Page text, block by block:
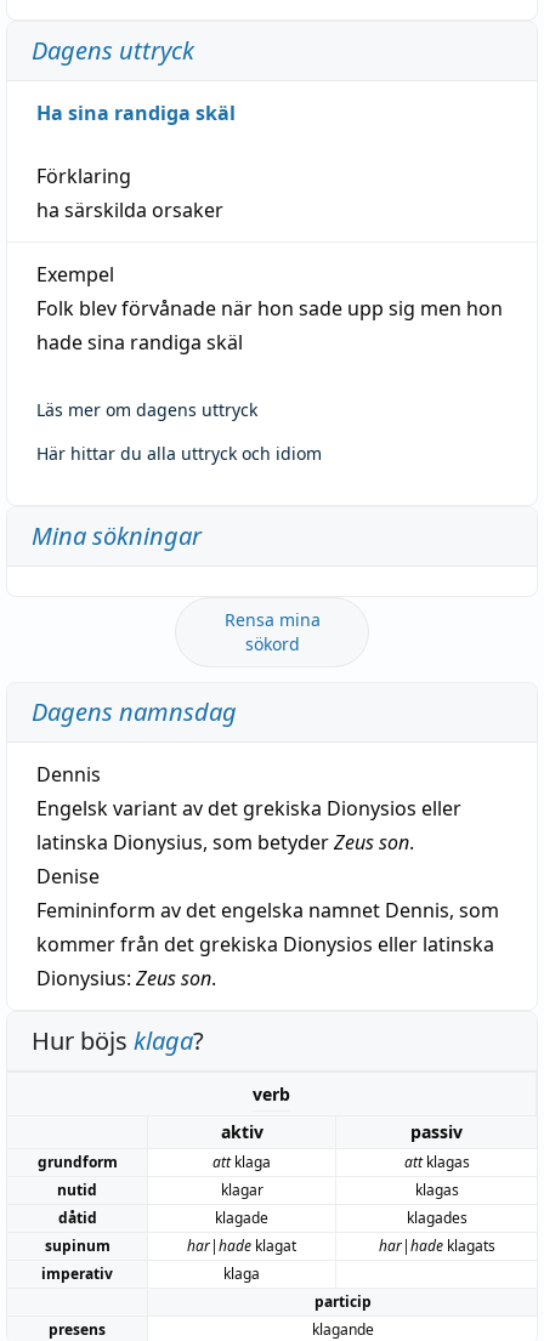
Dagens uttryck
Ha sina randiga skäl
Förklaring
ha särskilda orsaker
Exempel
Folk blev förvånade när hon sade upp sig men hon
hade sina randiga skäl
Läs mer om dagens uttryck
Här hittar du alla uttryck och idiom
Mina sökningar
Rensa mina
sökord
Dagens namnsdag
Dennis
Engelsk variant av det grekiska Dionysios eller
latinska Dionysius, som betyderZeus son.
Denise
Femininform av det engelska namnet Dennis, som
kommer från det grekiska Dionysios eller latinska
Dionysius: Zeus son.
Hur böjs klaga?
verb
aktiv
passiv
grundform attklaga attklagas
nutid
klagar
klagas
dåtid
klagade
klagades
supinum
har|hade klagat har|hadeklagats
imperativ
klaga
particip
presens
klagande